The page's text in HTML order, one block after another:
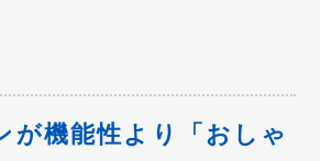
が機能性より「おしゃ